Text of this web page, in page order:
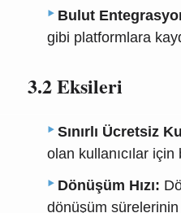
Bulut
gibi platformlara
3.2 Eksileri
Sınırlı Ücretsiz
olan kullanıcılar için
Dönüşüm Hızı:
dönüşüm